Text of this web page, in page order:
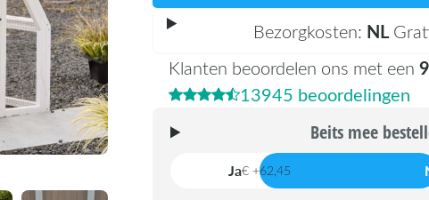
Bezorgkosten: NL
Klanten beoordelen ons met een
13945 beoordelingen
Beits mee
Ja€ +62,45